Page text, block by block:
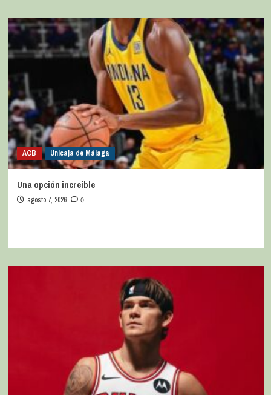
ACB Unicaja de Málaga
Una opción increíble
agosto 7, 2026 0